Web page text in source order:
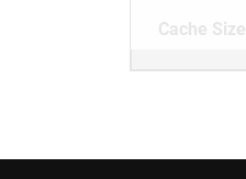
Cache Size